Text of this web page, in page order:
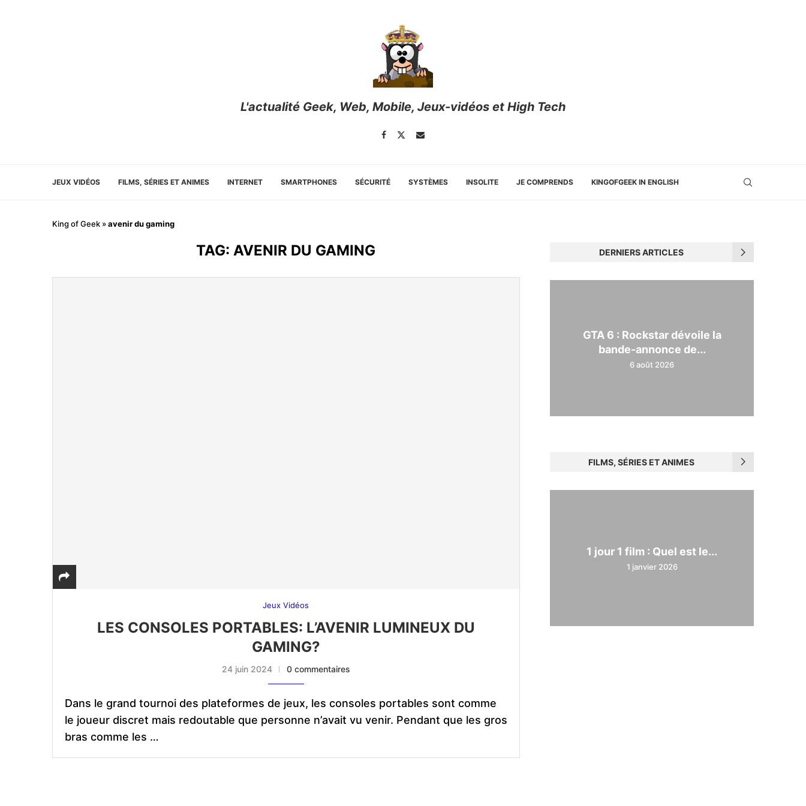
L'actualité Geek, Web, Mobile, Jeux-vidéos et High Tech
JEUX VIDÉOS FILMS, SÉRIES ET ANIMES INTERNET SMARTPHONES SÉCURITÉ SYSTÈMES INSOLITE JE COMPRENDS KINGOFGEEK IN ENGLISH
King of Geek »avenir du gaming
TAG:AVENIR DU GAMING
Jeux Vidéos
LES CONSOLES PORTABLES: L’AVENIR LUMINEUX DU
GAMING?
24 juin 2024 0 commentaires
Dans le grand tournoi des plateformes de jeux, les consoles portables sont comme
le joueur discret mais redoutable que personne n’avait vu venir. Pendant que les gros
bras comme les …
DERNIERS ARTICLES
GTA 6 : Rockstar dévoile la
bande-annonce de...
6 août 2026
FILMS, SÉRIES ET ANIMES
1 jour 1 film : Quel est le...
1 janvier 2026